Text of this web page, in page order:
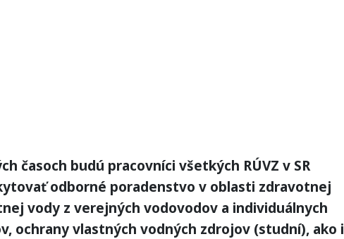
časoch budú pracovníci všetkých RÚVZ v SR
odborné poradenstvo v oblasti zdravotnej
vody z verejných vodovodov a individuálnych
ochrany vlastných vodných zdrojov (studní), ako i